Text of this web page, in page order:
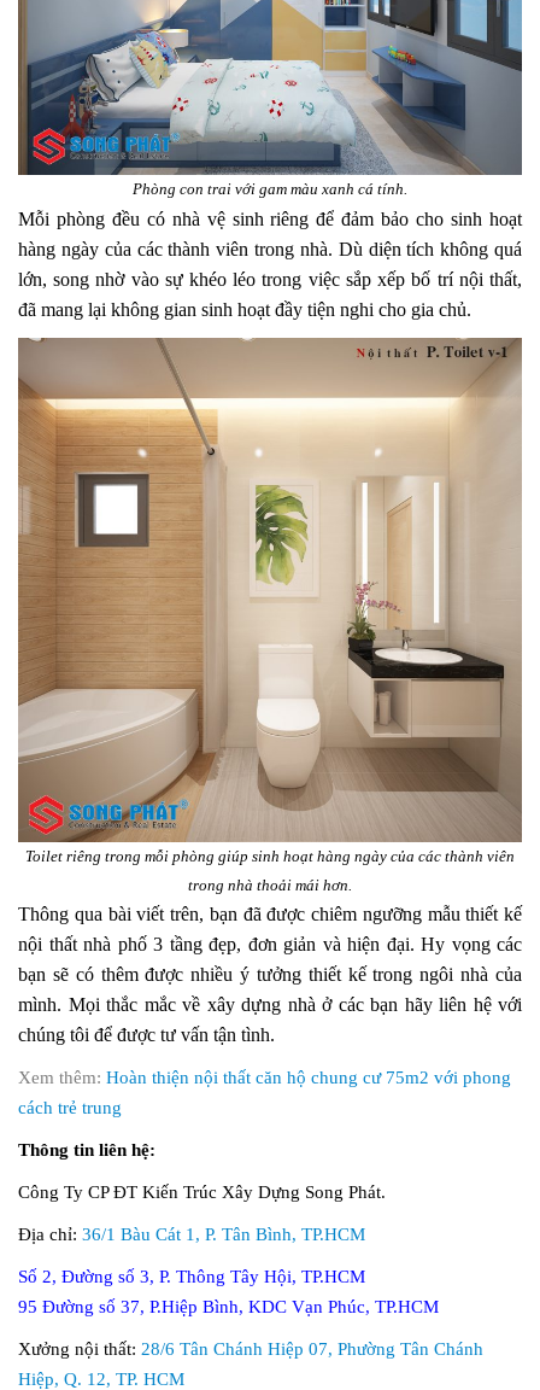
Phòng con trai với gam màu xanh cá tính.
Mỗi phòng đều có nhà vệ sinh riêng để đảm bảo cho sinh hoạt
hàng ngày của các thành viên trong nhà. Dù diện tích không quá
lớn, song nhờ vào sự khéo léo trong việc sắp xếp bố trí nội thất,
đã mang lại không gian sinh hoạt đầy tiện nghi cho gia chủ.
Toilet riêng trong mỗi phòng giúp sinh hoạt hàng ngày của các thành viên
trong nhà thoải mái hơn.
Thông qua bài viết trên, bạn đã được chiêm ngưỡng mẫu thiết kế
nội thất nhà phố 3 tầng đẹp, đơn giản và hiện đại. Hy vọng các
bạn sẽ có thêm được nhiều ý tưởng thiết kế trong ngôi nhà của
mình. Mọi thắc mắc về xây dựng nhà ở các bạn hãy liên hệ với
chúng tôi để được tư vấn tận tình.
Xem thêm: Hoàn thiện nội thất căn hộ chung cư 75m2 với phong
cách trẻ trung
Thông tin liên hệ:
Công Ty CP ĐT Kiến Trúc Xây Dựng Song Phát.
Địa chỉ: 36/1 Bàu Cát 1, P. Tân Bình, TP.HCM
Số 2, Đường số 3, P. Thông Tây Hội, TP.HCM
95 Đường số 37, P.Hiệp Bình, KDC Vạn Phúc, TP.HCM
Xưởng nội thất: 28/6 Tân Chánh Hiệp 07, Phường Tân Chánh
Hiệp, Q. 12, TP. HCM